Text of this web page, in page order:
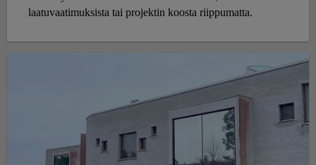
laatuvaatimuksista tai projektin koosta riippumatta.